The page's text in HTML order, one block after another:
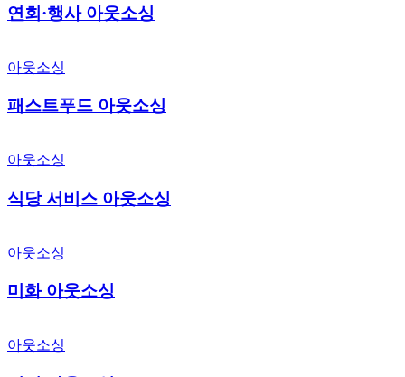
아웃소싱
연회·행사 아웃소싱
아웃소싱
아웃소싱
패스트푸드 아웃소싱
서비스
아웃소싱
식당 서비스 아웃소싱
아웃소싱
아웃소싱
미화 아웃소싱
아웃소싱
아웃소싱